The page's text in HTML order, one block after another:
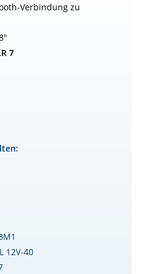
Verbindung zu
7
12V-40